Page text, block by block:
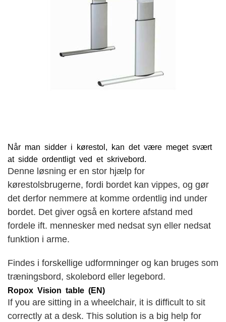
Når man sidder i kørestol, kan det være meget svært
at sidde ordentligt ved et skrivebord.
Denne løsning er en stor hjælp for
kørestolsbrugerne, fordi bordet kan vippes, og gør
det derfor nemmere at komme ordentlig ind under
bordet. Det giver også en kortere afstand med
fordele ift. mennesker med nedsat syn eller nedsat
funktion i arme.
Findes i forskellige udformninger og kan bruges som
træningsbord, skolebord eller legebord.
Ropox Vision table (EN)
If you are sitting in a wheelchair, it is difficult to sit
correctly at a desk. This solution is a big help for